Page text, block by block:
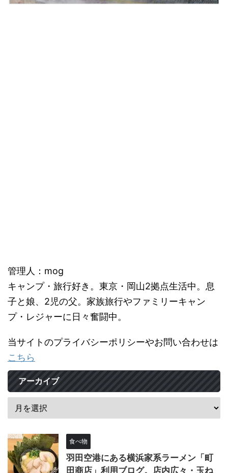
管理人：mog
キャンプ・旅行好き。東京・岡山2拠点生活中。息
子と娘、2児の父。家族旅行やファミリーキャン
プ・レジャーに日々奮闘中。
当サイトのプライバシーポリシーやお問い合わせは
こちら
アーカイブ
食べ物
羽田空港にある横浜家系ラーメン「町
田商店」利用ブログ。店内広々・玉ね